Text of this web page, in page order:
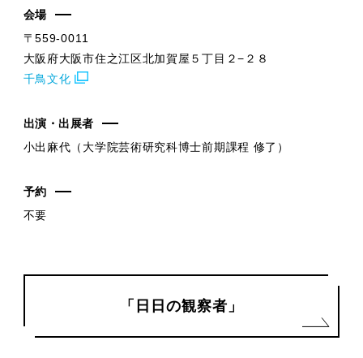
会場
〒559-0011
大阪府大阪市住之江区北加賀屋５丁目２−２８
千鳥文化
出演・出展者
小出麻代（大学院芸術研究科博士前期課程 修了）
予約
不要
「日日の観察者」